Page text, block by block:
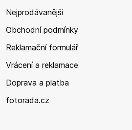
Nejprodávanější
Obchodní podmínky
Reklamační formulář
Vrácení a reklamace
Doprava a platba
fotorada.cz